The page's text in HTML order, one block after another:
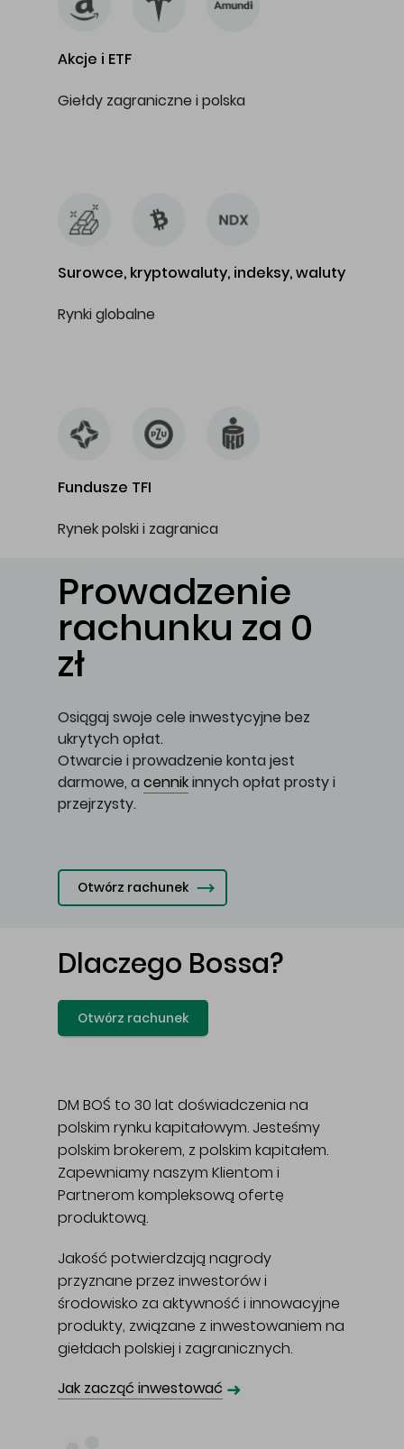
Akcje i ETF
Giełdy zagraniczne i polska
Surowce, kryptowaluty, indeksy, waluty
Rynki globalne
Fundusze TFI
Rynek polski i zagranica
Prowadzenie
rachunku za 0
zł
Osiągaj swoje cele inwestycyjne bez
ukrytych opłat.
Otwarcie i prowadzenie konta jest
darmowe, a cennikinnych opłat prosty i
przejrzysty.
Otwórz rachunek
Dlaczego Bossa?
Otwórz rachunek
DM BOŚ to 30 lat doświadczenia na
polskim rynku kapitałowym. Jesteśmy
polskim brokerem, z polskim kapitałem.
Zapewniamy naszym Klientom i
Partnerom kompleksową ofertę
produktową.
Jakość potwierdzają nagrody
przyznane przez inwestorów i
środowisko za aktywność i innowacyjne
produkty, związane z inwestowaniem na
giełdach polskiej i zagranicznych.
Jak zacząć inwestować ➜